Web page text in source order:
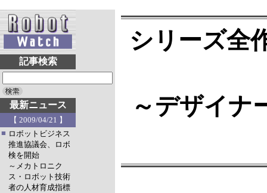
記事検索
最新ニュース
【 2009/04/21 】
■ ロボットビジネス
推進協議会、ロボ
検を開始
～メカトロニク
ス・ロボット技術
者の人材育成指標
シリーズ全
～デザイナ